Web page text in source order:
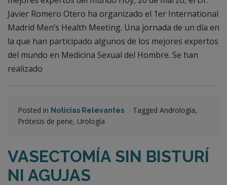
Javier Romero Otero ha organizado el 1er International
Madrid Men’s Health Meeting. Una jornada de un día en
la que han participado algunos de los mejores expertos
del mundo en Medicina Sexual del Hombre. Se han
realizado
Posted in Noticias Relevantes · Tagged Andrología,
Prótesis de pene, Urología
VASECTOMÍA SIN BISTURÍ
NI AGUJAS